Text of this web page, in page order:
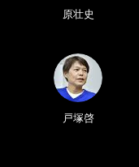
原壮史
戸塚啓